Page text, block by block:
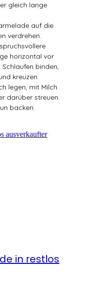
gleich lange
auf die
verdrehen.
horizontal vor
Schlaufen binden,
kreuzen.
legen, mit Milch
darüber streuen.
backen.
in restlos